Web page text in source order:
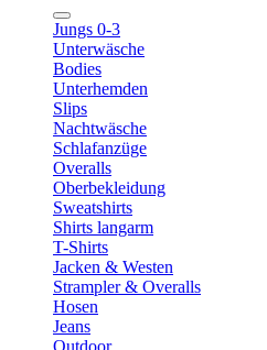
Jungs 0-3
Unterwäsche
Bodies
Unterhemden
Slips
Nachtwäsche
Schlafanzüge
Overalls
Oberbekleidung
Sweatshirts
Shirts langarm
T-Shirts
Jacken & Westen
Strampler & Overalls
Hosen
Jeans
Outdoor